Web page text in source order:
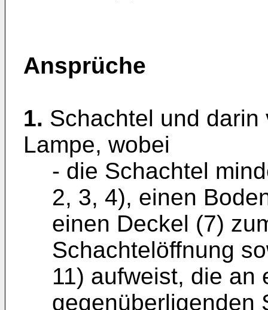
Ansprüche
1. Schachtel und
Lampe, wobei
- die Schachtel
2, 3, 4), einen
einen Deckel (7)
Schachtelöffnung
11) aufweist, die an
gegenüberligenden